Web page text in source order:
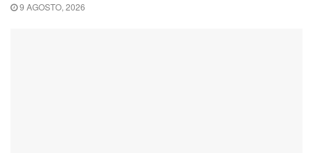
9 AGOSTO, 2026